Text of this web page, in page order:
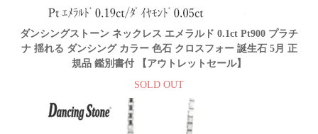
ダンシングストーン ネックレス エメラルド 0.1ct Pt900 プラチ
ナ 揺れる ダンシング カラー 色石 クロスフォー 誕生石 5月 正
規品 鑑別書付 【アウトレットセール】
SOLD OUT